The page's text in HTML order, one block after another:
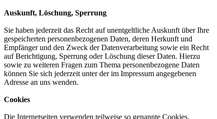
Auskunft, Löschung, Sperrung
Sie haben jederzeit das Recht auf unentgeltliche Auskunft über Ihre
gespeicherten personenbezogenen Daten, deren Herkunft und
Empfänger und den Zweck der Datenverarbeitung sowie ein Recht
auf Berichtigung, Sperrung oder Löschung dieser Daten. Hierzu
sowie zu weiteren Fragen zum Thema personenbezogene Daten
können Sie sich jederzeit unter der im Impressum angegebenen
Adresse an uns wenden.
Cookies
Die Internetseiten verwenden teilweise so genannte Cookies.